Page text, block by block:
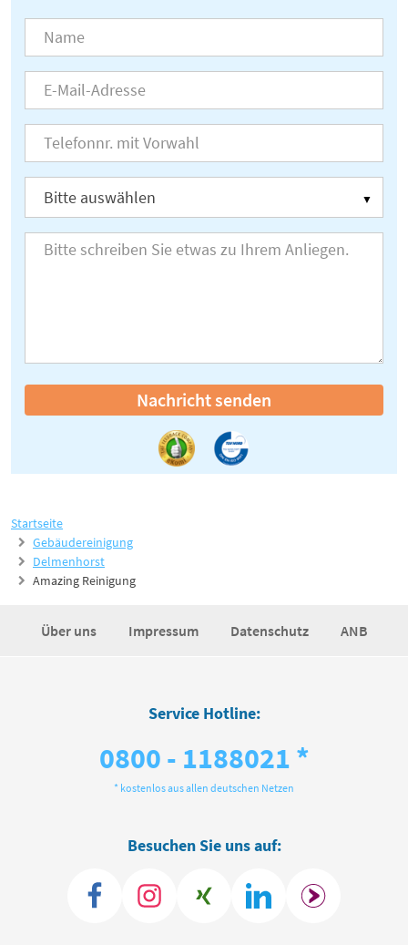
Startseite
Gebäudereinigung
Delmenhorst
Amazing Reinigung
Nachricht senden
Über uns Impressum Datenschutz ANB
Service Hotline:
0800 - 1188021 *
* kostenlos aus allen deutschen Netzen
Besuchen Sie uns auf: